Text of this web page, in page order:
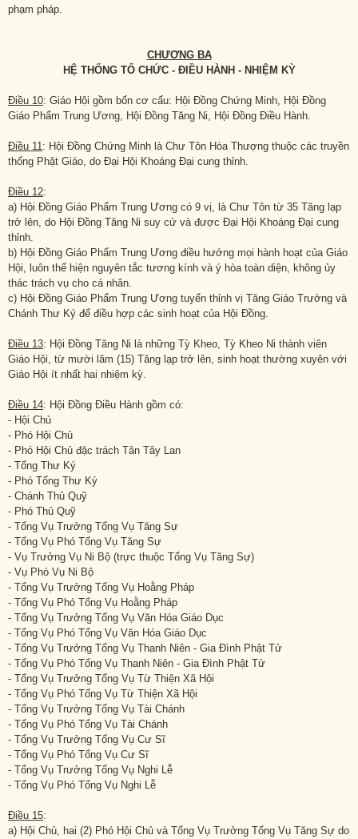
phạm pháp.
CHƯƠNG BA
HỆ THỐNG TỔ CHỨC - ĐIỀU HÀNH - NHIỆM KỲ
Điều 10: Giáo Hội gồm bốn cơ cấu: Hội Đồng Chứng Minh, Hội Đồng
Giáo Phẩm Trung Ương, Hội Đồng Tăng Ni, Hội Đồng Điều Hành.
Điều 11: Hội Đồng Chứng Minh là Chư Tôn Hòa Thượng thuộc các truyền
thống Phật Giáo, do Đại Hội Khoáng Đại cung thỉnh.
Điều 12:
a) Hội Đồng Giáo Phẩm Trung Ương có 9 vị, là Chư Tôn từ 35 Tăng lạp
trở lên, do Hội Đồng Tăng Ni suy cử và được Đại Hội Khoáng Đại cung
thỉnh.
b) Hội Đồng Giáo Phẩm Trung Ương điều hướng mọi hành hoạt của Giáo
Hội, luôn thể hiện nguyên tắc tương kính và ý hòa toàn diện, không ủy
thác trách vụ cho cá nhân.
c) Hội Đồng Giáo Phẩm Trung Ương tuyển thỉnh vị Tăng Giáo Trưởng và
Chánh Thư Ký để điều hợp các sinh hoạt của Hội Đồng.
Điều 13: Hội Đồng Tăng Ni là những Tỳ Kheo, Tỳ Kheo Ni thành viên
Giáo Hội, từ mười lăm (15) Tăng lạp trở lên, sinh hoạt thường xuyên với
Giáo Hội ít nhất hai nhiệm kỳ.
Điều 14: Hội Đồng Điều Hành gồm có:
- Hội Chủ
- Phó Hội Chủ
- Phó Hội Chủ đặc trách Tân Tây Lan
- Tổng Thư Ký
- Phó Tổng Thư Ký
- Chánh Thủ Quỹ
- Phó Thủ Quỹ
- Tổng Vụ Trưởng Tổng Vụ Tăng Sự
- Tổng Vụ Phó Tổng Vụ Tăng Sự
- Vụ Trưởng Vụ Ni Bộ (trực thuộc Tổng Vụ Tăng Sự)
- Vụ Phó Vụ Ni Bộ
- Tổng Vụ Trưởng Tổng Vụ Hoằng Pháp
- Tổng Vụ Phó Tổng Vụ Hoằng Pháp
- Tổng Vụ Trưởng Tổng Vụ Văn Hóa Giáo Dục
- Tổng Vụ Phó Tổng Vụ Văn Hóa Giáo Dục
- Tổng Vụ Trưởng Tổng Vụ Thanh Niên - Gia Đình Phật Tử
- Tổng Vụ Phó Tổng Vụ Thanh Niên - Gia Đình Phật Tử
- Tổng Vụ Trưởng Tổng Vụ Từ Thiện Xã Hội
- Tổng Vụ Phó Tổng Vụ Từ Thiện Xã Hội
- Tổng Vụ Trưởng Tổng Vụ Tài Chánh
- Tổng Vụ Phó Tổng Vụ Tài Chánh
- Tổng Vụ Trưởng Tổng Vụ Cư Sĩ
- Tổng Vụ Phó Tổng Vụ Cư Sĩ
- Tổng Vụ Trưởng Tổng Vụ Nghi Lễ
- Tổng Vụ Phó Tổng Vụ Nghi Lễ
Điều 15:
a) Hội Chủ, hai (2) Phó Hội Chủ và Tổng Vụ Trưởng Tổng Vụ Tăng Sự do